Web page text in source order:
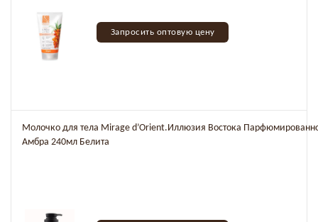
Запросить оптовую цену
Молочко для тела Mirage d’Orient.Иллюзия Востока
Амбра 240мл Белита